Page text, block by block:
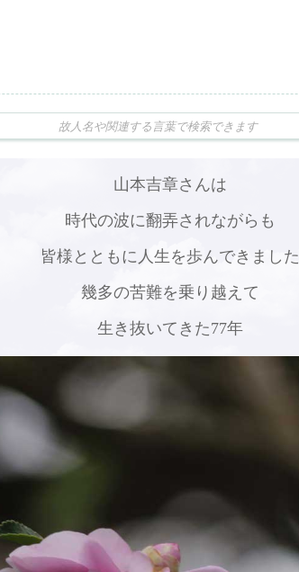
山本吉章さんは
時代の波に翻弄されながらも
皆様とともに人生を歩んできました
幾多の苦難を乗り越えて
生き抜いてきた77年